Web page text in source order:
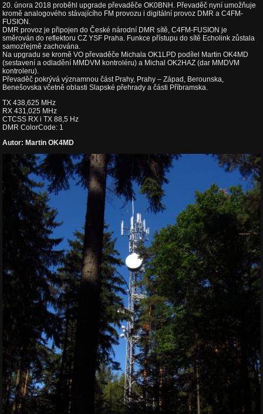
20. února 2018 proběhl upgrade převaděče OK0BNH. Převaděč nyní umožňuje
kromě analogového stávajícího FM provozu i digitální provoz DMR a C4FM-
FUSION.
DMR provoz je připojen do České národní DMR sítě, C4FM-FUSION je
směrován do reflektoru CZ YSF Praha. Funkce přístupu do sítě Echolink zůstala
samozřejmě zachována.
Na upgradu se kromě VO převaděče Michala OK1LPD podílel Martin OK4MD
(sestavení a odladění MMDVM kontroléru) a Michal OK2HAZ (dar MMDVM
kontroleru).
Převaděč pokrývá významnou část Prahy, Prahy – Západ, Berounska,
Benešovska včetně oblasti Slapské přehrady a části Příbramska.
TX 438,625 MHz
RX 431,025 MHz
CTCSS RX i TX 88,5 Hz
DMR ColorCode: 1
Autor: Martin OK4MD